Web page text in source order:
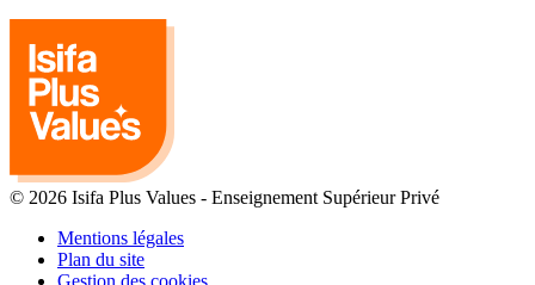
© 2026 Isifa Plus Values - Enseignement Supérieur Privé
Mentions légales
Plan du site
Gestion des cookies